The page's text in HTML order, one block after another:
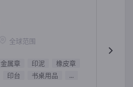
全球范围
金属章 印泥
橡皮章
印台 书桌用品 ...